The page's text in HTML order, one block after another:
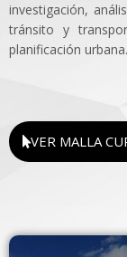
investigación,
tránsito y
planificación urbana.
VER MALLA